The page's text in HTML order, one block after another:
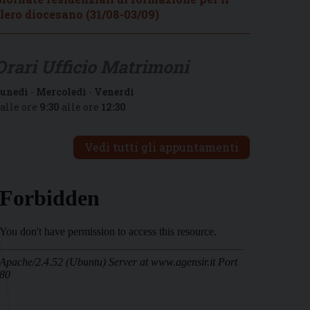
diocesano (31/08-03/09)
- Mercoledì - Venerdì
ore 9:30 alle ore 12:30
Vedi tutti gli appuntamenti